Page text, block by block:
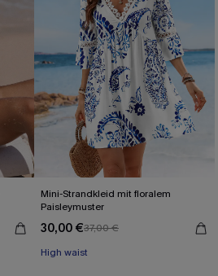
Mini-Strandkleid mit floralem
Paisleymuster
30,00 €37,00 €
High waist